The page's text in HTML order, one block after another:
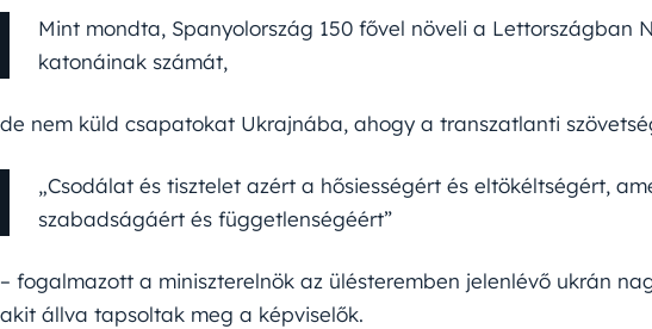
Mint mondta, Spanyolország 150 fővel növeli a Lettországban
katonáinak számát,
de nem küld csapatokat Ukrajnába, ahogy a transzatlanti
„Csodálat és tisztelet azért a hősiességért és eltökéltségért,
szabadságáért és függetlenségéért”
– fogalmazott a miniszterelnök az ülésteremben jelenlévő ukrán
akit állva tapsoltak meg a képviselők.